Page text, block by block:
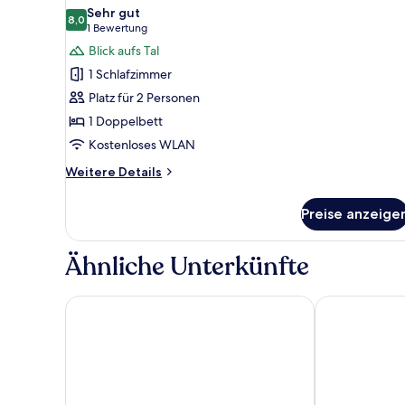
für
Economy-
Doppelzimmer
anzeigen
8,08,0 von 10
Sehr gut
1 Bewertung
(1
Bewertung)
Blick aufs Tal
1 Schlafzimmer
Platz für 2 Personen
1 Doppelbett
Kostenloses WLAN
Weitere Details
Weitere
Doppelzimmer
Preise
Ähnliche Unterkünfte
Hotel Eisenhut Villa